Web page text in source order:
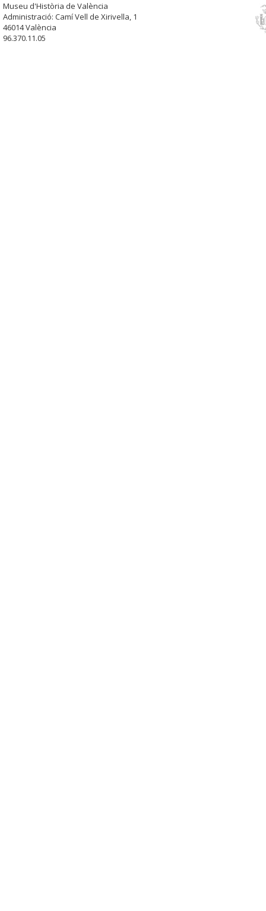
Museu d'Història de València
Administració: Camí Vell de Xirivella, 1
46014 València
96.370.11.05